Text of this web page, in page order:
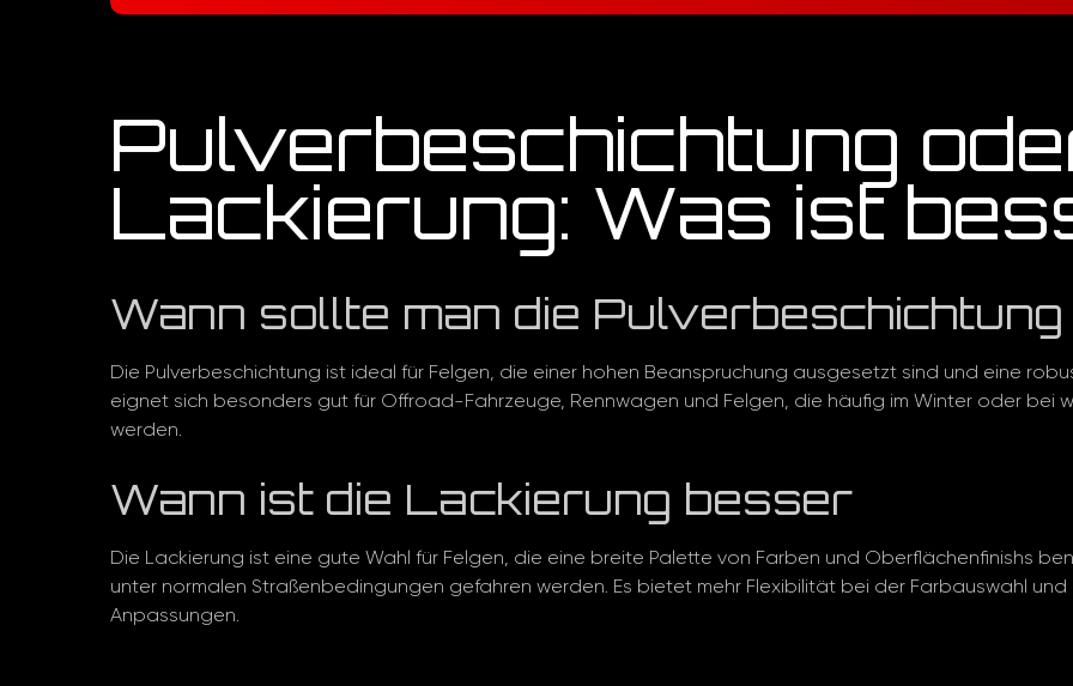
Pulverbeschichtung
Lackierung: Was ist
Wann sollte man die
Die Pulverbeschichtung ist ideal für Felgen, die einer hohen Beanspruchung ausgesetzt sind und eine
eignet sich besonders gut für Offroad-Fahrzeuge, Rennwagen und Felgen, die häufig im Winter oder bei
werden.
Wann ist die Lackierung besser
Die Lackierung ist eine gute Wahl für Felgen, die eine breite Palette von Farben und Oberflächenfinishs
unter normalen Straßenbedingungen gefahren werden. Es bietet mehr Flexibilität bei der Farbauswahl
Anpassungen.